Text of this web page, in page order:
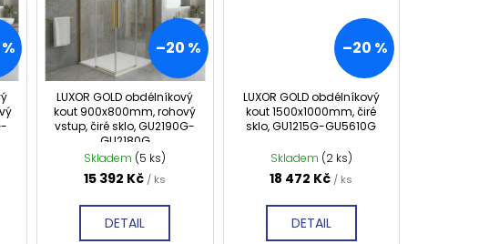
–20 %
LUXOR GOLD obdélníkový
kout 900x800mm, rohový
vstup, čiré sklo, GU2190G-
GU2180G
Skladem (5 ks)
15 392 Kč / ks
DETAIL
–20 %
LUXOR GOLD obdélníkový
kout 1500x1000mm, čiré
sklo, GU1215G-GU5610G
Skladem (2 ks)
18 472 Kč / ks
DETAIL